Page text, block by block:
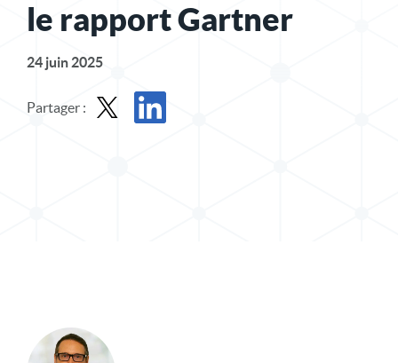
le rapport Gartner
24 juin 2025
Partager :